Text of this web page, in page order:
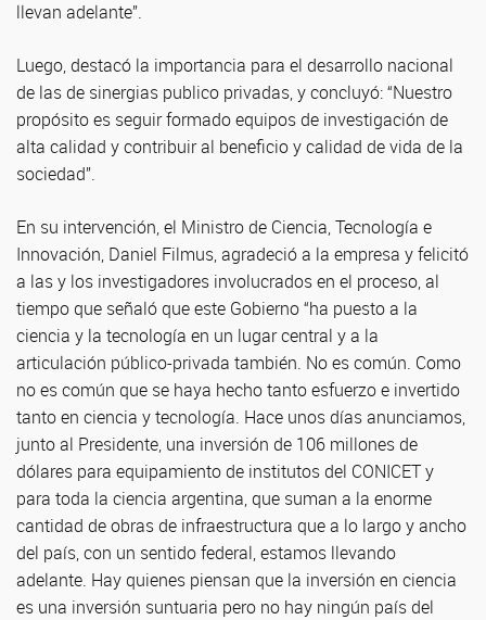
llevan adelante”.
Luego, destacó la importancia para el desarrollo nacional
de las de sinergias publico privadas, y concluyó: “Nuestro
propósito es seguir formado equipos de investigación de
alta calidad y contribuir al beneficio y calidad de vida de la
sociedad”.
En su intervención, el Ministro de Ciencia, Tecnología e
Innovación, Daniel Filmus, agradeció a la empresa y felicitó
a las y los investigadores involucrados en el proceso, al
tiempo que señaló que este Gobierno “ha puesto a la
ciencia y la tecnología en un lugar central y a la
articulación público-privada también. No es común. Como
no es común que se haya hecho tanto esfuerzo e invertido
tanto en ciencia y tecnología. Hace unos días anunciamos,
junto al Presidente, una inversión de 106 millones de
dólares para equipamiento de institutos del CONICET y
para toda la ciencia argentina, que suman a la enorme
cantidad de obras de infraestructura que a lo largo y ancho
del país, con un sentido federal, estamos llevando
adelante. Hay quienes piensan que la inversión en ciencia
es una inversión suntuaria pero no hay ningún país del